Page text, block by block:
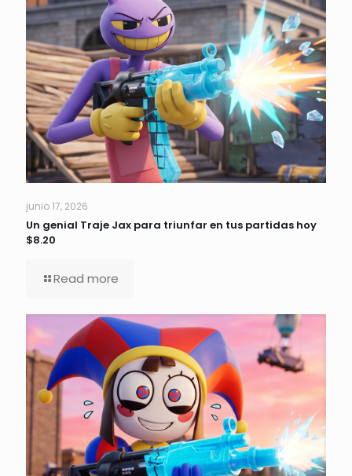
junio 17, 2026
Un genial Traje Jax para triunfar en tus partidas hoy
$8.20
Read more